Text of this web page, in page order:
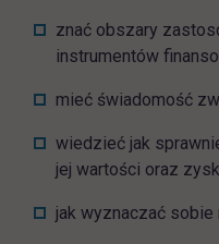
znać obszary
instrumentów
mieć świadomość
wiedzieć jak
jej wartości oraz
jak wyznaczać sobie